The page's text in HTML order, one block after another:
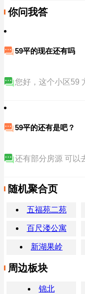
你问我答
59平的现在还有吗
您好，这个小区59
59平的还有是吧？
还有部分房源 可以
随机聚合页
五福苑二苑
百尺溇公寓
新湖果岭
周边板块
锦北